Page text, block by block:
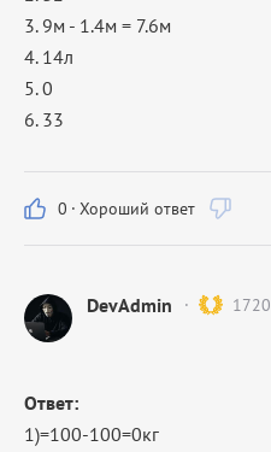
3. 9м - 1.4м = 7.6м
4. 14л
5. 0
6. 33
0 · Хороший ответ
DevAdmin 1720
Ответ:
1)=100-100=0кг